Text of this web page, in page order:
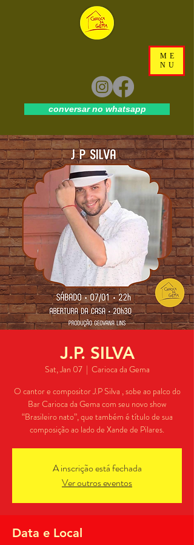
ME
NU
conversar no whatsapp
J.P. SILVA
Sat, Jan 07
  |
Carioca da Gema
O cantor e compositor J.P Silva , sobe ao palco do
Bar Carioca da Gema com seu novo show
“Brasileiro nato”, que também é título de sua
composição ao lado de Xande de Pilares.
A inscrição está fechada
Ver outros eventos
Data e Local